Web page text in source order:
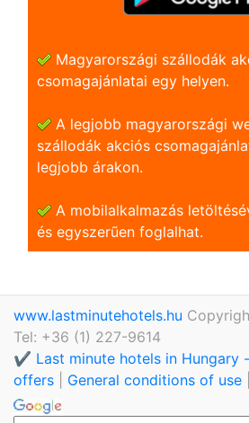
Magyarországi szállodák
csomagajánlatai egy helyen.
A legjobb magyarországi
szállodák akciós
legjobb árakon.
A mobilalkalmazás
és egyszerũen foglalhat.
www.lastminutehotels.hu
Tel: +36 (1) 227-9614
✔️ Last minute hotels in Hungary
offers
General conditions of use